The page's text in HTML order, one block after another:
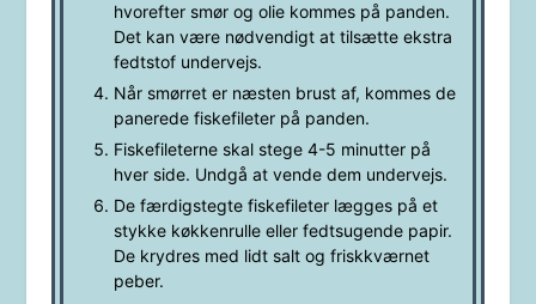
hvorefter smør og olie kommes på panden.
Det kan være nødvendigt at tilsætte ekstra
fedtstof undervejs.
Når smørret er næsten brust af, kommes de
panerede fiskefileter på panden.
Fiskefileterne skal stege 4-5 minutter på
hver side. Undgå at vende dem undervejs.
De færdigstegte fiskefileter lægges på et
stykke køkkenrulle eller fedtsugende papir.
De krydres med lidt salt og friskkværnet
peber.